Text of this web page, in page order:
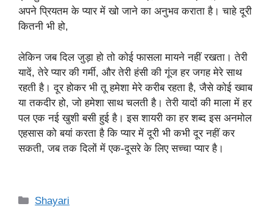
अपने प्रियतम के प्यार में खो जाने का अनुभव कराता है। चाहे दूरी
कितनी भी हो,
लेकिन जब दिल जुड़ा हो तो कोई फासला मायने नहीं रखता। तेरी
यादें, तेरे प्यार की गर्मी, और तेरी हंसी की गूंज हर जगह मेरे साथ
रहती है। दूर होकर भी तू हमेशा मेरे करीब रहता है, जैसे कोई ख्वाब
या तकदीर हो, जो हमेशा साथ चलती है। तेरी यादों की माला में हर
पल एक नई खुशी बसी हुई है। इस शायरी का हर शब्द इस अनमोल
एहसास को बयां करता है कि प्यार में दूरी भी कभी दूर नहीं कर
सकती, जब तक दिलों में एक-दूसरे के लिए सच्चा प्यार है।
Categories
Shayari